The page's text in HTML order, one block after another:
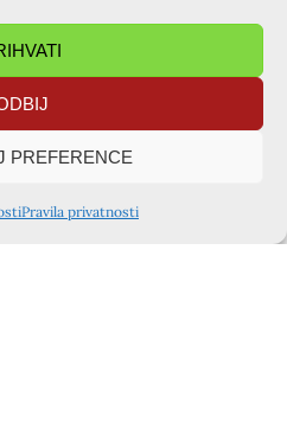
PREFERENCE
Pravila privatnosti
Tečaj za krizmanike u Španskom (21.-23.11.) Drugi krizmanički tečaj u Zaprešiću (28.-30.11)